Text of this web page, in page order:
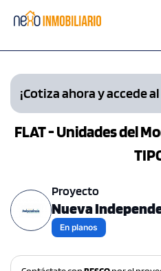
¡Cotiza ahora y accede
FLAT - Unidades del
Proyecto
Nueva
En planos